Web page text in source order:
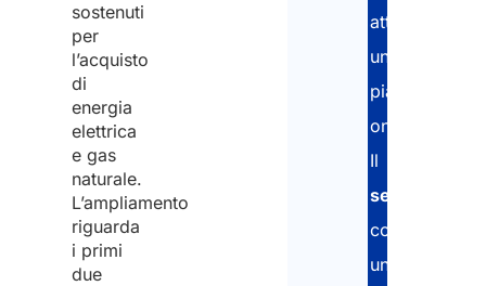
sostenuti
per
l’acquisto
di
energia
elettrica
e gas
naturale.
L’ampliamento
riguarda
i primi
due
attraverso
una
piattaforma
online.
Il
servizio
comprende
un